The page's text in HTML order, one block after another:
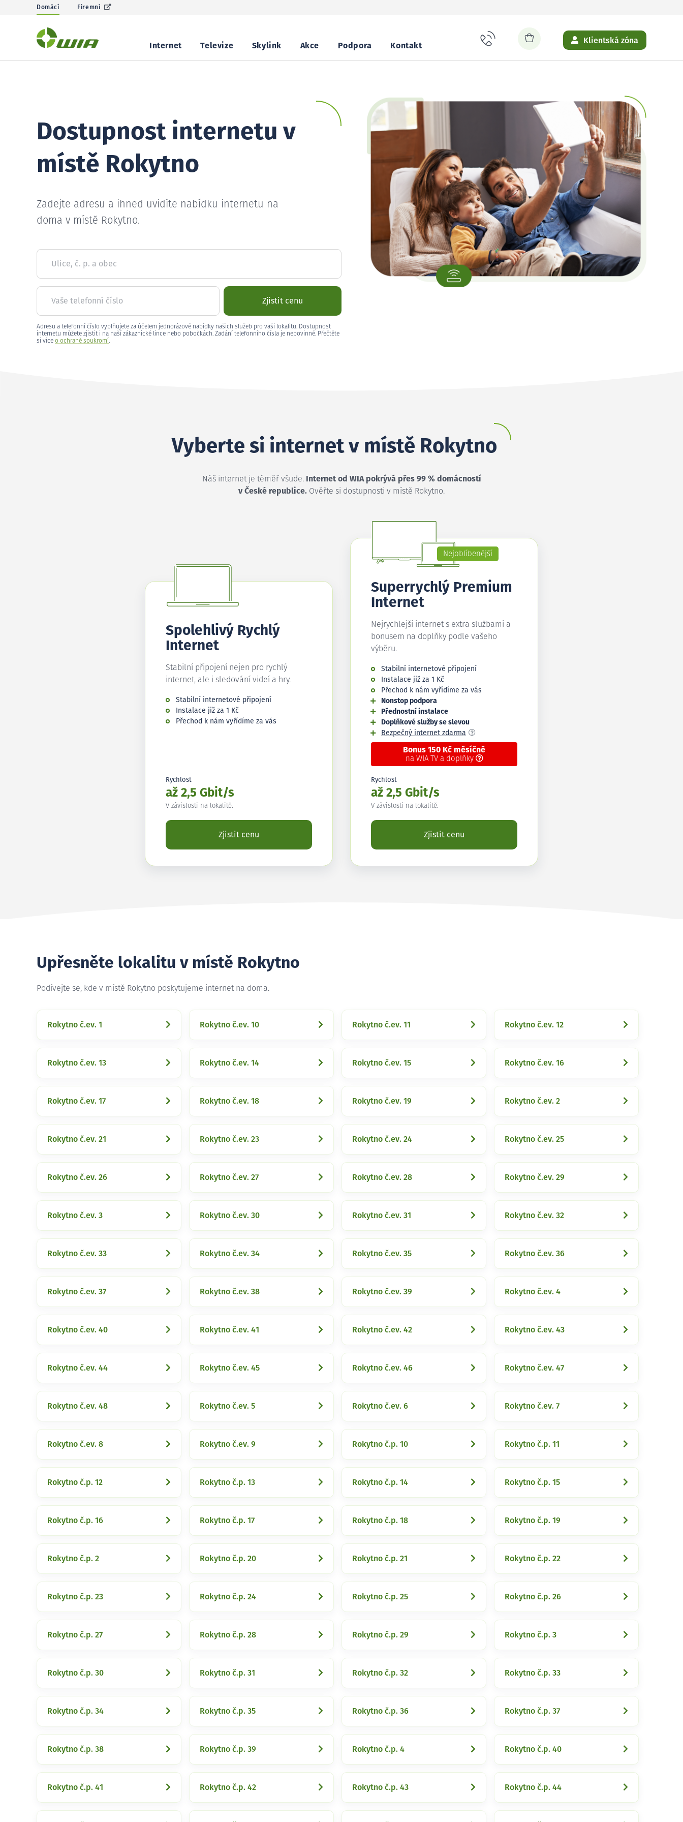
Domácí Firemní
Internet Televize Skylink Akce Podpora Kontakt
Klientská zóna
Dostupnost internetu v
místě Rokytno
Zadejte adresu a ihned uvidíte nabídku internetu na
doma v místě Rokytno.
Ulice, č. p. a obec
Vaše telefonní číslo Zjistit cenu
Adresu a telefonní číslo vyplňujete za účelem jednorázové nabídky našich služeb pro vaši lokalitu. Dostupnost
internetu můžete zjistit i na naší zákaznické lince nebo pobočkách. Zadání telefonního čísla je nepovinné. Přečtěte
si více o ochraně soukromí.
Vyberte si internet v místě Rokytno
Náš internet je téměř všude.
Internet od WIA pokrývá přes 99 % domácností
v České republice. Ověřte si dostupnosti v místě Rokytno.
Spolehlivý Rychlý
Internet
Stabilní připojení nejen pro rychlý
internet, ale i sledování videí a hry.
Stabilní internetové připojení
Instalace již za 1 Kč
Přechod k nám vyřídíme za vás
Rychlost
až 2,5 Gbit/s
V závislosti na lokalitě.
Zjistit cenu
Nejoblíbenější
Superrychlý Premium
Internet
Nejrychlejší internet s extra službami a
bonusem na doplňky podle vašeho
výběru.
Stabilní internetové připojení
Instalace již za 1 Kč
Přechod k nám vyřídíme za vás
Nonstop podpora
Přednostní instalace
Doplňkové služby se slevou
Bezpečný internet zdarma
Bonus 150 Kč měsíčně
na WIA TV a doplňky
Rychlost
až 2,5 Gbit/s
V závislosti na lokalitě.
Zjistit cenu
Upřesněte lokalitu v místě Rokytno
Podívejte se, kde v místě Rokytno poskytujeme internet na doma.
Rokytno č.ev. 1 Rokytno č.ev. 10 Rokytno č.ev. 11 Rokytno č.ev. 12
Rokytno č.ev. 13 Rokytno č.ev. 14 Rokytno č.ev. 15 Rokytno č.ev. 16
Rokytno č.ev. 17 Rokytno č.ev. 18 Rokytno č.ev. 19 Rokytno č.ev. 2
Rokytno č.ev. 21 Rokytno č.ev. 23 Rokytno č.ev. 24 Rokytno č.ev. 25
Rokytno č.ev. 26 Rokytno č.ev. 27 Rokytno č.ev. 28 Rokytno č.ev. 29
Rokytno č.ev. 3 Rokytno č.ev. 30 Rokytno č.ev. 31 Rokytno č.ev. 32
Rokytno č.ev. 33 Rokytno č.ev. 34 Rokytno č.ev. 35 Rokytno č.ev. 36
Rokytno č.ev. 37 Rokytno č.ev. 38 Rokytno č.ev. 39 Rokytno č.ev. 4
Rokytno č.ev. 40 Rokytno č.ev. 41 Rokytno č.ev. 42 Rokytno č.ev. 43
Rokytno č.ev. 44 Rokytno č.ev. 45 Rokytno č.ev. 46 Rokytno č.ev. 47
Rokytno č.ev. 48 Rokytno č.ev. 5 Rokytno č.ev. 6 Rokytno č.ev. 7
Rokytno č.ev. 8 Rokytno č.ev. 9 Rokytno č.p. 10 Rokytno č.p. 11
Rokytno č.p. 12 Rokytno č.p. 13 Rokytno č.p. 14 Rokytno č.p. 15
Rokytno č.p. 16 Rokytno č.p. 17 Rokytno č.p. 18 Rokytno č.p. 19
Rokytno č.p. 2 Rokytno č.p. 20 Rokytno č.p. 21 Rokytno č.p. 22
Rokytno č.p. 23 Rokytno č.p. 24 Rokytno č.p. 25 Rokytno č.p. 26
Rokytno č.p. 27 Rokytno č.p. 28 Rokytno č.p. 29 Rokytno č.p. 3
Rokytno č.p. 30 Rokytno č.p. 31 Rokytno č.p. 32 Rokytno č.p. 33
Rokytno č.p. 34 Rokytno č.p. 35 Rokytno č.p. 36 Rokytno č.p. 37
Rokytno č.p. 38 Rokytno č.p. 39 Rokytno č.p. 4 Rokytno č.p. 40
Rokytno č.p. 41 Rokytno č.p. 42 Rokytno č.p. 43 Rokytno č.p. 44